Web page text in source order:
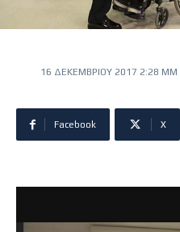
16 ΔΕΚΕΜΒΡΊΟΥ 2017 2:28 ΜΜ
Facebook X